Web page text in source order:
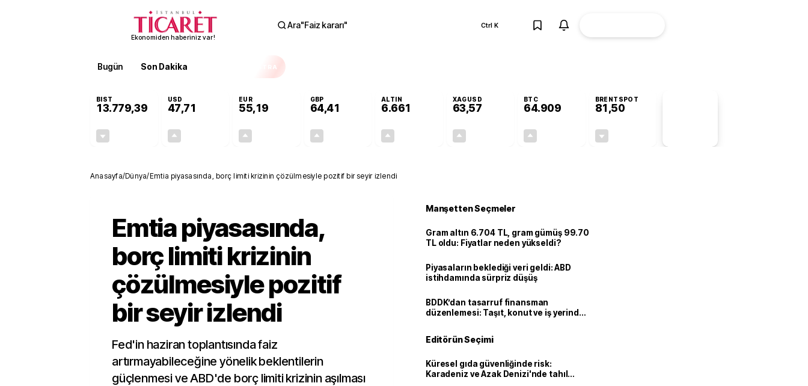
Ekonomiden haberiniz var!
Ara"Faiz kararı" Ctrl K
Bugün Son Dakika EKSTRA
BIST
13.779,39
USD
47,71
EUR
55,19
GBP
64,41
ALTIN
6.661
XAGUSD
63,57
BTC
64.909
BRENTSPOT
81,50
Anasayfa/Dünya/Emtia piyasasında, borç limiti krizinin çözülmesiyle pozitif bir seyir izlendi
Emtia piyasasında,
borç limiti krizinin
çözülmesiyle pozitif
bir seyir izlendi
Fed'in haziran toplantısında faiz
artırmayabileceğine yönelik beklentilerin
güçlenmesi ve ABD'de borç limiti krizinin aşılması
Manşetten Seçmeler
Gram altın 6.704 TL, gram gümüş 99.70
TL oldu: Fiyatlar neden yükseldi?
Piyasaların beklediği veri geldi: ABD
istihdamında sürpriz düşüş
BDDK’dan tasarruf finansman
düzenlemesi: Taşıt, konut ve iş yerinde
Editörün Seçimi
Küresel gıda güvenliğinde risk:
Karadeniz ve Azak Denizi'nde tahıl